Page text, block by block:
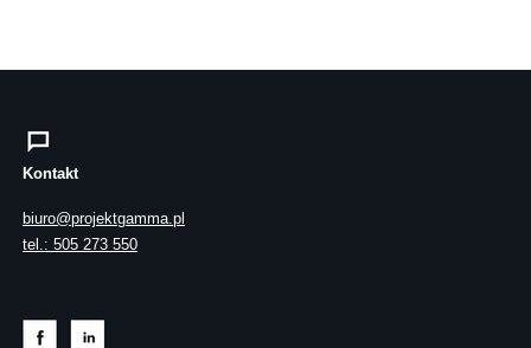
Kontakt
biuro@projektgamma.pl
tel.: 505 273 550